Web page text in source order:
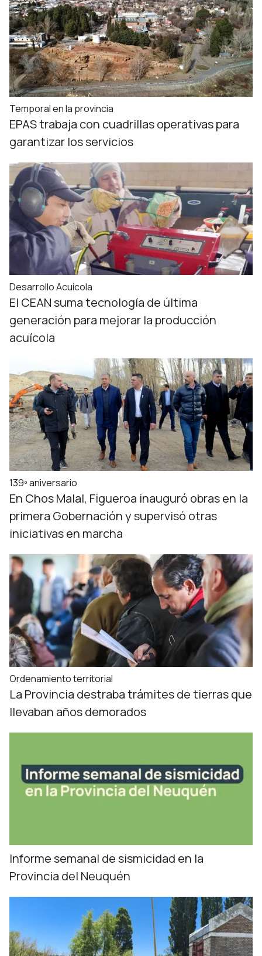
Temporal en la provincia
EPAS trabaja con cuadrillas operativas para
garantizar los servicios
Desarrollo Acuícola
El CEAN suma tecnología de última
generación para mejorar la producción
acuícola
139º aniversario
En Chos Malal, Figueroa inauguró obras en la
primera Gobernación y supervisó otras
iniciativas en marcha
Ordenamiento territorial
La Provincia destraba trámites de tierras que
llevaban años demorados
Informe semanal de sismicidad en la
Provincia del Neuquén